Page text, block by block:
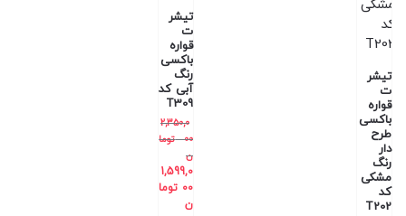
تیشر
ت
قواره
باکسی
طرح
دار
رنگ
مشکی
کد
T202
تیشر
ت
قواره
باکسی
رنگ
آبی کد
T309
2,350,0
00
توما
ن
1,599,0
00 توما
ن